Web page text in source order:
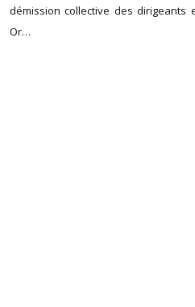
démission collective des dirigeants
Or…